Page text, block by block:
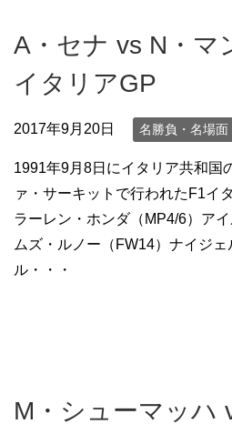
A・セナ vs N・マ
イタリアGP
2017年9月20日 名勝負・名場面
1991年9月8日にイタリア共和国
ァ・サーキットで行われたF1イ
ラーレン・ホンダ（MP4/6）ア
ムズ・ルノー（FW14）ナイジ
ル・・・
M・シューマッハ